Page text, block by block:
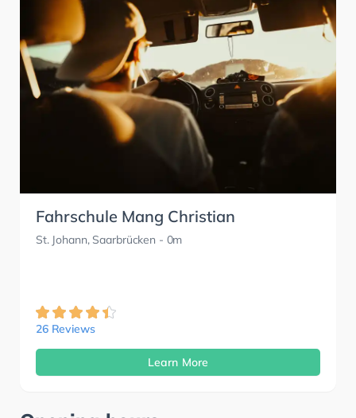
Fahrschule Mang Christian
St. Johann, Saarbrücken - 0m
26 Reviews
Learn More